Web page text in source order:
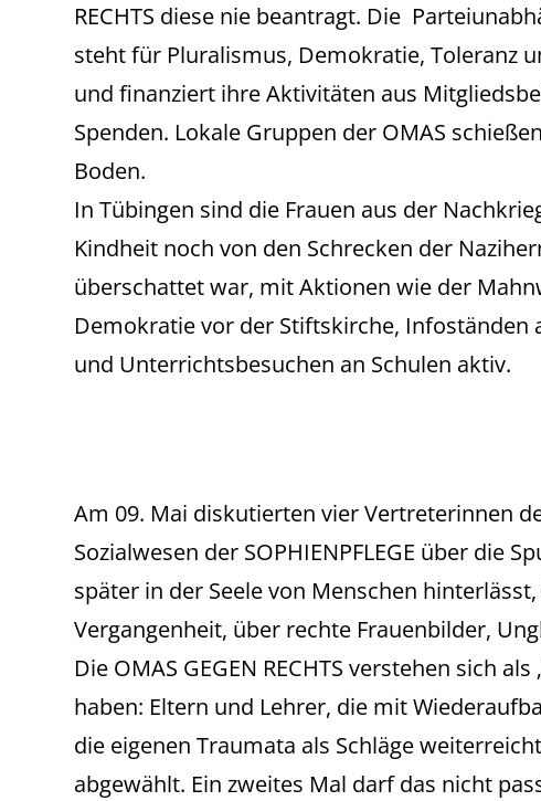
RECHTS diese nie beantragt. Die
steht für Pluralismus, Demokratie, Toleranz
und finanziert ihre Aktivitäten aus
Spenden. Lokale Gruppen der OMAS
Boden.
In Tübingen sind die Frauen aus der
Kindheit noch von den Schrecken der
überschattet war, mit Aktionen wie der
Demokratie vor der Stiftskirche, Infoständen
und Unterrichtsbesuchen an Schulen aktiv.
Am 09. Mai diskutierten vier Vertreterinnen
Sozialwesen der SOPHIENPFLEGE über die
später in der Seele von Menschen
Vergangenheit, über rechte Frauenbilder,
Die OMAS GEGEN RECHTS verstehen sich
haben: Eltern und Lehrer, die mit
die eigenen Traumata als Schläge
abgewählt. Ein zweites Mal darf das nicht